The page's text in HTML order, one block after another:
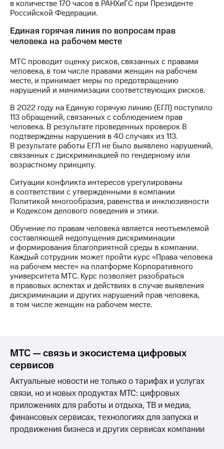
в количестве 170 часов в РАНХиГС при Президенте
Российской Федерации.
Единая горячая линия по вопросам прав
человека на рабочем месте
МТС проводит оценку рисков, связанных с правами
человека, в том числе правами женщин на рабочем
месте, и принимает меры по предотвращению
нарушений и минимизации соответствующих рисков.
В 2022 году на Единую горячую линию (ЕГЛ) поступило
113 обращений, связанных с соблюдением прав
человека. В результате проведенных проверок В
подтверждены нарушения в 40 случаях из 113.
В результате работы ЕГЛ не было выявлено нарушений,
связанных с дискриминацией по гендерному или
возрастному принципу.
Ситуации конфликта интересов урегулированы
в соответствии с утвержденными в компании
Политикой многообразия, равенства и инклюзивности
и Кодексом делового поведения и этики.
Обучение по правам человека является неотъемлемой
составляющей недопущения дискриминации
и формирования благоприятной среды в компании.
Каждый сотрудник может пройти курс «Права человека
на рабочем месте» на платформе Корпоративного
университета МТС. Курс позволяет разобраться
в правовых аспектах и действиях в случае выявления
дискриминации и других нарушений прав человека,
в том числе женщин на рабочем месте.
МТС — связь и экосистема цифровых
сервисов
Актуальные новости не только о тарифах и услугах
связи, но и новых продуктах МТС: цифровых
приложениях для работы и отдыха, ТВ и медиа,
финансовых сервисах, технологиях для запуска и
продвижения бизнеса и других сервисах компании